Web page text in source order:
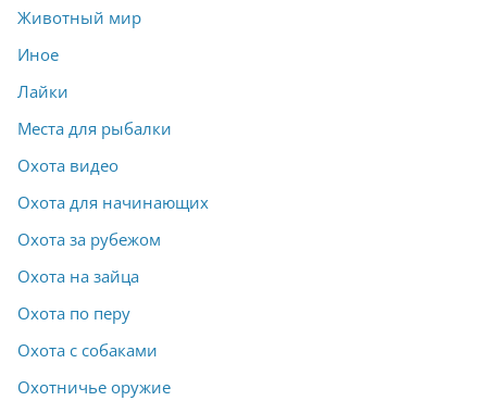
Животный мир
Иное
Лайки
Места для рыбалки
Охота видео
Охота для начинающих
Охота за рубежом
Охота на зайца
Охота по перу
Охота с собаками
Охотничье оружие